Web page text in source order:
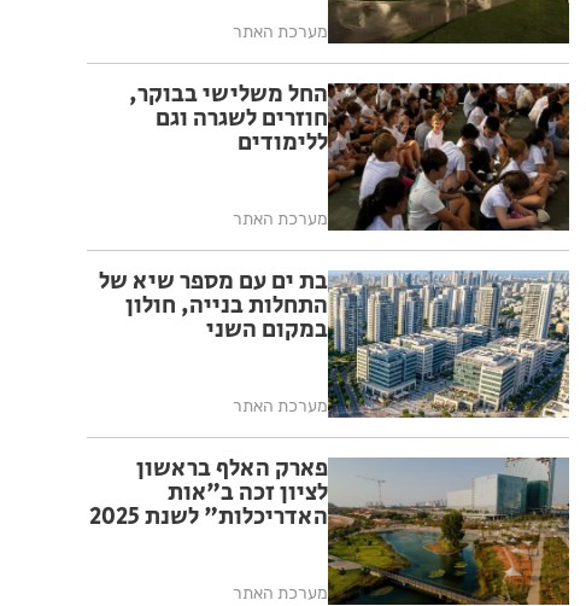
מערכת האתר
החל משלישי בבוקר,
חוזרים לשגרה וגם
ללימודים
מערכת האתר
בת ים עם מספר שיא של
התחלות בנייה, חולון
במקום השני
מערכת האתר
פארק האלף בראשון
לציון זכה ב"אות
האדריכלות" לשנת 2025
מערכת האתר